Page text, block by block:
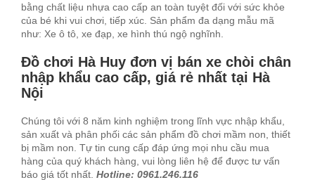
bằng chất liệu nhựa cao cấp an toàn tuyệt đối với sức khỏe
của bé khi vui chơi, tiếp xúc. Sản phẩm đa dạng mẫu mã
như: Xe ô tô, xe đạp, xe hình thú ngộ nghĩnh.
Đồ chơi Hà Huy đơn vị bán xe chòi chân
nhập khẩu cao cấp, giá rẻ nhất tại Hà
Nội
Chúng tôi với 8 năm kinh nghiệm trong lĩnh vực nhập khẩu,
sản xuất và phân phối các sản phẩm đồ chơi mầm non, thiết
bị mầm non. Tự tin cung cấp đáp ứng mọi nhu cầu mua
hàng của quý khách hàng, vui lòng liên hệ để được tư vấn
báo giá tốt nhất. Hotline: 0961.246.116